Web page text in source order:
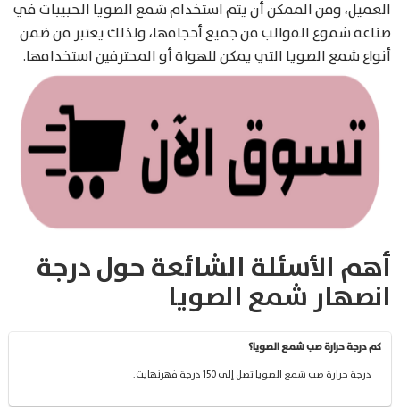
العميل، ومن الممكن أن يتم استخدام شمع الصويا الحبيبات في
صناعة شموع القوالب من جميع أحجامها، ولذلك يعتبر من ضمن
أنواع شمع الصويا التي يمكن للهواة أو المحترفين استخدامها.
أهم الأسئلة الشائعة حول درجة
انصهار شمع الصويا
كم درجة حرارة صب شمع الصويا؟
درجة حرارة صب شمع الصويا تصل إلى 150 درجة فهرنهايت.